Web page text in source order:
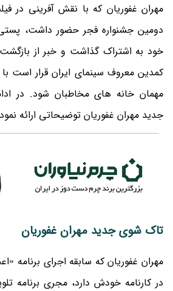
مهران غفوریان که با نقش آفرینی در
دومین جشنواره فجر حضور داشت،
خود به اشتراک گذاشت و خبر از
کمدین معروف سینمای ایران قرار است
مهمان خانه های مخاطبان شود. در
جدید مهران غفوریان توضیحاتی ارائه
تاک شوی جدید مهران غفوریان
مهران غفوریان که سابقه اجرای برنامه
در کارنامه خودش دارد، مجری